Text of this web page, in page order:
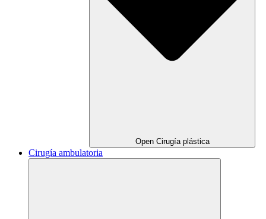
Open Cirugía plástica
Cirugía ambulatoria